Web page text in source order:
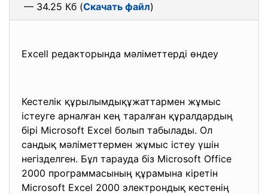
— 34.25 Кб (Скачать файл)
Excell редакторында мәліметтерді өндеу
Кестелік құрылымдықұжаттармен жұмыс
істеуге арналған кең таралған құралдардың
бірі Microsoft Excel болып табылады. Ол
сандық мәліметтермен жұмыс істеу үшін
негізделген. Бұл тарауда біз Microsoft Office
2000 программасының құрамына кіретін
Microsoft Excel 2000 электрондық кестенің